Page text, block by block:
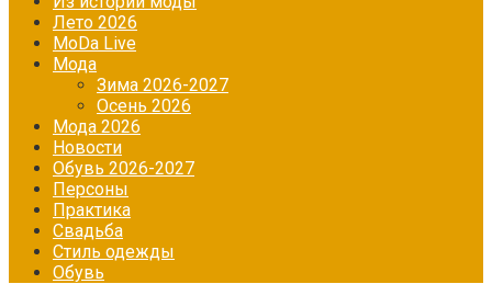
Лето 2026
МоDа Live
Мода
Зима 2026-2027
Осень 2026
Мода 2026
Новости
Обувь 2026-2027
Персоны
Практика
Свадьба
Стиль одежды
Обувь